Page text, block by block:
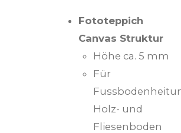
Fototeppich
Canvas Struktur
Höhe ca. 5 mm
Für
Holz- und
Fliesenboden